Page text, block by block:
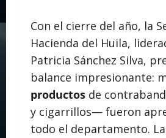
Con el cierre del año, la
Hacienda del Huila,
Patricia Sánchez Silva,
balance impresionante:
productos de
y cigarrillos— fueron
todo el departamento.